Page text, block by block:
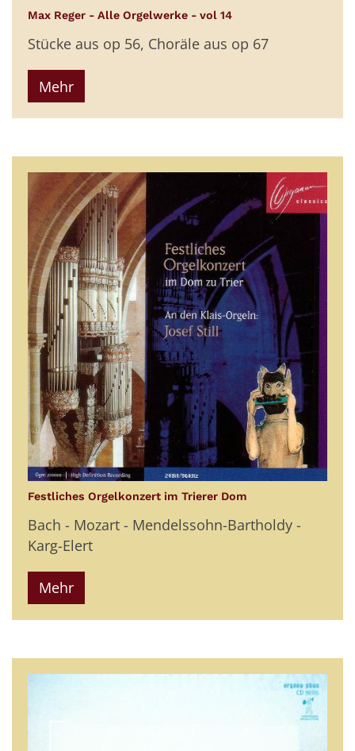
Max Reger - Alle Orgelwerke - vol 14:
Stücke aus op 56, Choräle aus op 67
Mehr
Festliches Orgelkonzert im Trierer Dom
Bach - Mozart - Mendelssohn-Bartholdy -
Karg-Elert
Mehr